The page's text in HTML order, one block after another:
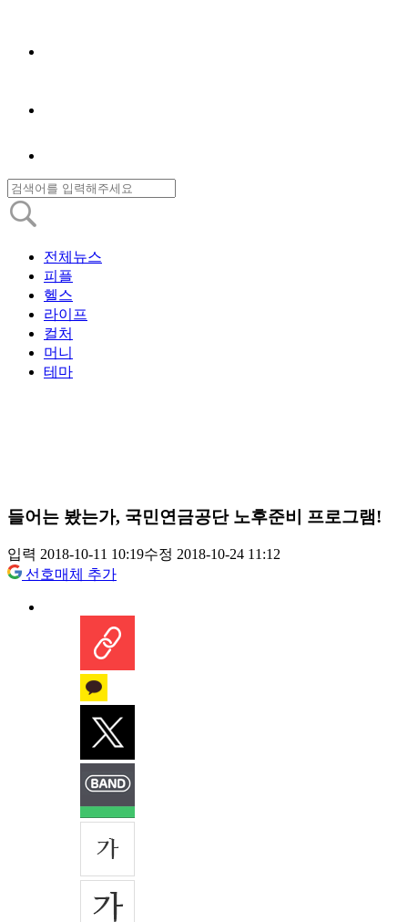
전체뉴스
피플
헬스
라이프
컬처
머니
테마
들어는 봤는가, 국민연금공단 노후준비 프로그램!
입력 2018-10-11 10:19수정 2018-10-24 11:12
선호매체 추가